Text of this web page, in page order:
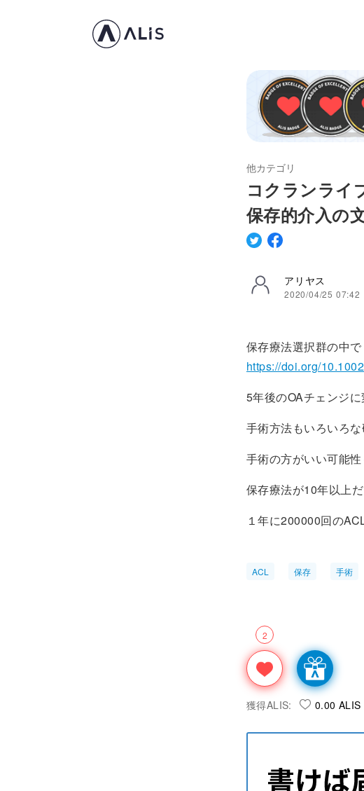
他カテゴリ
コクランライ
保存的介入の
アリヤス
2020/04/25 07:42
保存療法選択群の中
https://doi.org/
5年後のOAチェンジに
手術方法もいろいろ
手術の方がいい可能性
保存療法が10年以上
１年に200000回の
ACL 保存 手術
2
獲得ALIS: 0.00 ALIS